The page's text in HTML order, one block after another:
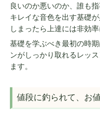
良いのか悪いのか、誰も
キレイな音色を出す基礎
しまったら上達には非効
基礎を学ぶべき最初の時
ンがしっかり取れるレッ
ます。
値段に釣られて、お